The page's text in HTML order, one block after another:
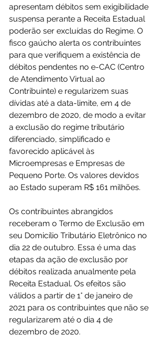
apresentam débitos sem exigibilidade
suspensa perante a Receita Estadual
poderão ser excluídas do Regime. O
fisco gaúcho alerta os contribuintes
para que verifiquem a existência de
débitos pendentes no e-CAC (Centro
de Atendimento Virtual ao
Contribuinte) e regularizem suas
dívidas até a data-limite, em 4 de
dezembro de 2020, de modo a evitar
a exclusão do regime tributário
diferenciado, simplificado e
favorecido aplicável às
Microempresas e Empresas de
Pequeno Porte. Os valores devidos
ao Estado superam R$ 161 milhões.
Os contribuintes abrangidos
receberam o Termo de Exclusão em
seu Domicílio Tributário Eletrônico no
dia 22 de outubro. Essa é uma das
etapas da ação de exclusão por
débitos realizada anualmente pela
Receita Estadual. Os efeitos são
válidos a partir de 1° de janeiro de
2021 para os contribuintes que não se
regularizarem até o dia 4 de
dezembro de 2020.